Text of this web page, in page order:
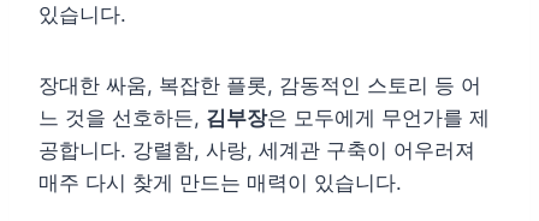
있습니다.
장대한 싸움, 복잡한 플롯, 감동적인 스토리 등 어
느 것을 선호하든, 김부장은 모두에게 무언가를 제
공합니다. 강렬함, 사랑, 세계관 구축이 어우러져
매주 다시 찾게 만드는 매력이 있습니다.